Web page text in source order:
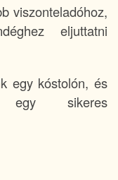
viszonteladóhoz,
eljuttatni
egy kóstolón, és
egy sikeres